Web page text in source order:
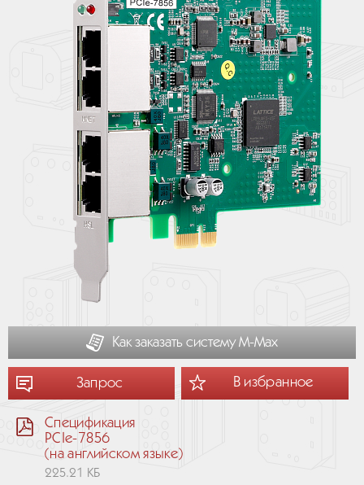
Как заказать систему М-Мах
Запрос В избранное
Спецификация
PCIe-7856
(на английском языке)
225.21 КБ